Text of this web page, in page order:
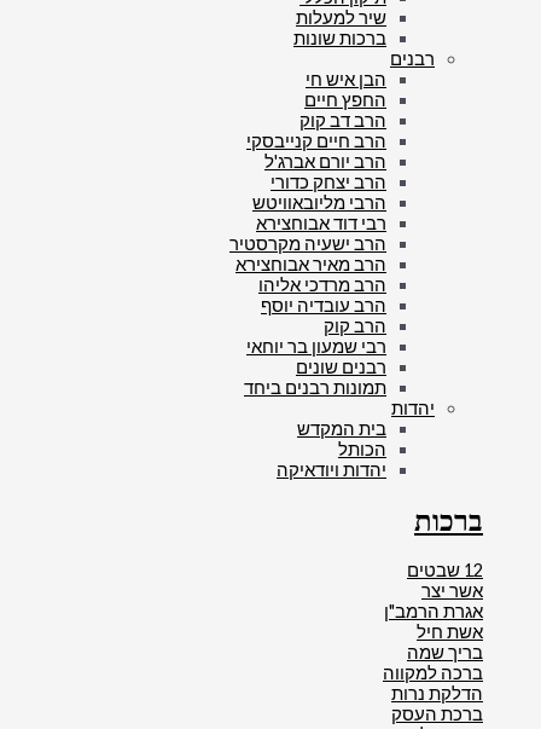
שיר למעלות
ברכות שונות
רבנים
הבן איש חי
החפץ חיים
הרב דב קוק
הרב חיים קנייבסקי
הרב יורם אברג'ל
הרב יצחק כדורי
הרבי מליובאוויטש
רבי דוד אבוחצירא
הרב ישעיה מקרסטיר
הרב מאיר אבוחצירא
הרב מרדכי אליהו
הרב עובדיה יוסף
הרב קוק
רבי שמעון בר יוחאי
רבנים שונים
תמונות רבנים ביחד
יהדות
בית המקדש
הכותל
יהדות ויודאיקה
ברכות
12 שבטים
אשר יצר
אגרת הרמב"ן
אשת חיל
בריך שמה
ברכה למקווה
הדלקת נרות
ברכת העסק